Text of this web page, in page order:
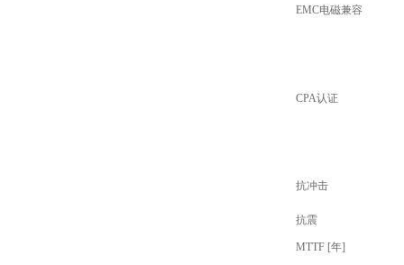
EMC电磁兼容
CPA认证
抗冲击
抗震
MTTF [年]